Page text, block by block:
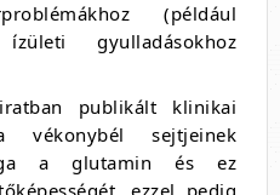
(például
gyulladásokhoz
publikált klinikai
vékonybél sejtjeinek
a glutamin és ez
ezzel pedig